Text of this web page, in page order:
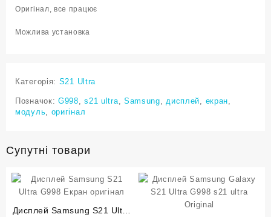
кількість
Оригінал, все працює
Можлива установка
Категорія: S21 Ultra
Позначок: G998,s21 ultra, Samsung,дисплей, екран,
модуль, оригінал
Супутні товари
Дисплей Samsung S21 Ultra